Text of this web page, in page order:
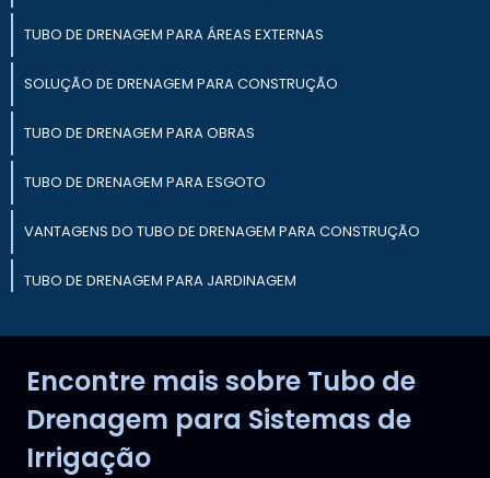
TUBO DE DRENAGEM PARA ÁREAS EXTERNAS
SOLUÇÃO DE DRENAGEM PARA CONSTRUÇÃO
TUBO DE DRENAGEM PARA OBRAS
TUBO DE DRENAGEM PARA ESGOTO
VANTAGENS DO TUBO DE DRENAGEM PARA CONSTRUÇÃO
TUBO DE DRENAGEM PARA JARDINAGEM
TUBO DE DRENAGEM PARA JARDIM
Encontre mais sobre Tubo de
Drenagem para Sistemas de
Irrigação